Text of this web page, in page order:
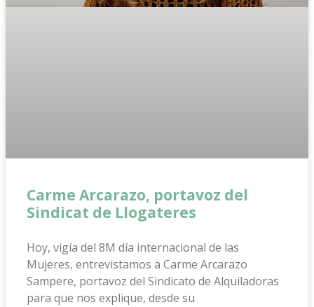
Carme Arcarazo, portavoz del
Sindicat de Llogateres
Hoy, vigía del 8M día internacional de las
Mujeres, entrevistamos a Carme Arcarazo
Sampere, portavoz del Sindicato de Alquiladoras
para que nos explique, desde su